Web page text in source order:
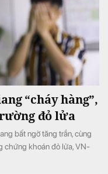
“cháy hàng”,
đỏ lửa
bất ngờ tăng trần, cùng
chứng khoán đỏ lửa, VN-